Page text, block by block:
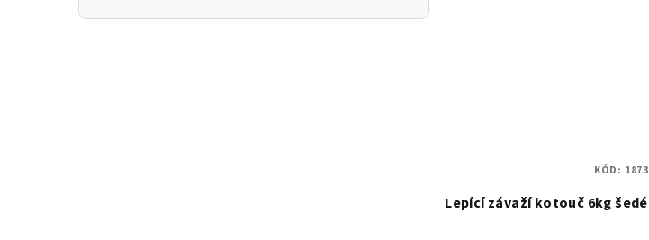
Lepící závaží kotouč 6kg šedé
KÓD: 1873